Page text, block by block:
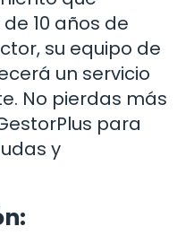
10 años de
su equipo de
un servicio
No pierdas más
para
y